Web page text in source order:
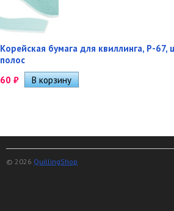
Корейская бумага для квиллинга, P-
полос
60 ₽
© 2026 QuillingShop